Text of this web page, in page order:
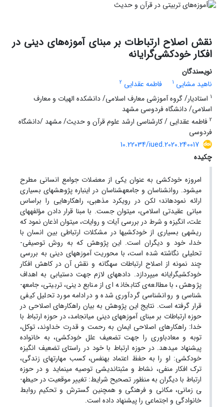
نقش اصلاح ارتباطات بر مبنای آموزه‌های دینی در
افکار خودکشی‌‌گرایانه
نویسندگان
ناهید مشایی 1 فاطمه عقدایی 2
1 استادیار/ گروه آموزشی معارف اسلامی/ دانشکده الهیات و معارف
اسلامی/ دانشگاه فردوسی مشهد
2 فاطمه عقدایی / کارشناسی ارشد علوم قرآن و حدیث/ مشهد /دانشگاه
فردوسی
10.22034/iued.2020.240017
چکیده
امروزه خودکشی به عنوان یکی از معضلات جوامع انسانی مطرح
می­شود. روان­شناسان و جامعه­شناسان در این­باره پژوهش­های بسیاری
ارائه نموده­اند؛ لکن در رویکرد مذهبی، راهکارهایی را براساس
مبانی عقیدتی اسلامی، می­توان جست. با مبنا قرار دادن مؤلفه­های
علت، انگیزه و شرط در بررسی آیات و روایات، می­توان اذعان نمود که
ریشه­ی بسیاری از خودکشی­ها در مشکلات ارتباطی بین انسان با
خدا، خود و دیگران است. این پژوهش که به روش توصیفی-
تحلیلی نگاشته شده است، با محوریت آموزه­های دینی به بررسی
چند نمونه از اصلاح ارتباطات سه­گانه و نقش آن در کاهش افکار
خودکشی­گرایانه می­پردازد. داده­های لازم جهت دستیابی به اهداف
پژوهش، با مطالعه‌ی کتابخانه ای از منابع دینی، تربیتی، جامعه­
شناسی و روان­شناسی گردآوری شده و درادامه مورد تحلیل کیفی
قرار گرفته است. نتایج این پژوهش به بیان راهکارهای اصلاحی در
حوزه ارتباطات بر مبنای آموزه­های دینی می­انجامد، در حوزه ارتباط با
خدا: راهکارهای اصلاحی ایمان به رحمت و قدرت خداوند، توکل،
توبه و معادباوری را جهت تضعیف علل خودکشی، به خانواده
پیشنهاد می­دهد. در حوزه ارتباط با خود در راستای تضعیف انگیزه
خودکشی: او را به حفظ اعتماد به­نفس، کسب مهارت­های زندگی،
ترک افکار منفی، نشاط و مثبت­اندیشی توصیه می­نماید و در حوزه
ارتباط با دیگران به منظور تصحیح شرایط: تغییر موقعیت در حیطه­
ی زمانی، مکانی و فرهنگی و همچنین گسترش و تحکیم روابط
خانوادگی و اجتماعی را پیشنهاد داده است.